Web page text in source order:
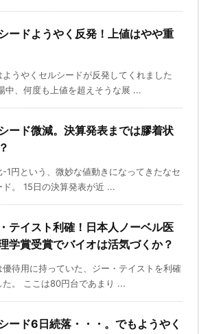
ードようやく反発！上値はやや重
ようやくセルシードが反発してくれました
中、何度も上値を超えそうな展 ...
ード微減。決算発表までは膠着状
-1円という、微妙な値動きになってきたなセ
ド。 15日の決算発表が近 ...
テイスト利確！日本人ノーベル医
学賞受賞でバイオは活気づくか？
優待用に持っていた、ジー・テイストを利確
た。 ここは80円台であまり ...
ード6日続落・・・。でもようやく